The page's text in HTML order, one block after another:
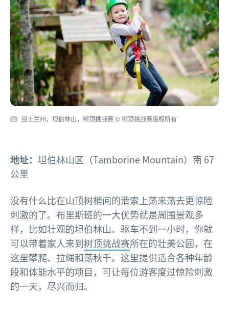
昆士兰州，坦伯林山，树顶挑战赛 © 树顶挑战赛版权所有
地址： 坦伯林山区（Tamborine Mountain）南 67
公里
没有什么比在山顶树梢间的滑索上荡来荡去更惊险
刺激的了。布里斯班的一大优势就是周围景观多
样，比如壮观的坦伯林山。驱车不到一小时，你就
可以带着家人来到树顶挑战赛所在的壮美公园，在
这里攀爬、拉绳和荡秋千。这里提供适合各种年龄
段和体能水平的项目，可让每位游客度过惊险刺激
的一天，尽兴而归。